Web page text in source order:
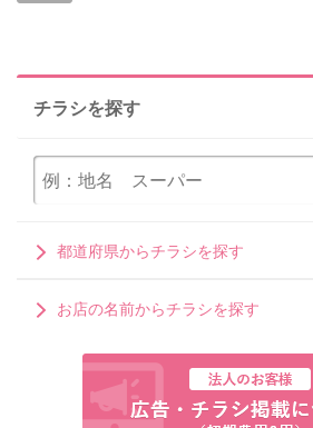
チラシを探す
都道府県からチラシを探す
お店の名前からチラシを探す